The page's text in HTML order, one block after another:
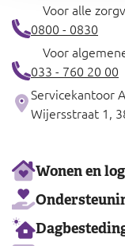
Voor alle
0800 - 0830
Voor
033 - 760 20 00
Servicekantoor
Wijersstraat 1,
Ons
aanbod
Wonen en